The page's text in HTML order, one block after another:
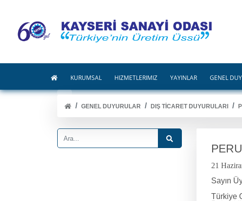
KURUMSAL HİZMETLERİMİZ YAYINLAR GENEL
GENEL DUYURULAR DIŞ TİCARET DUYURULARI
21
Sayın
Türkiye